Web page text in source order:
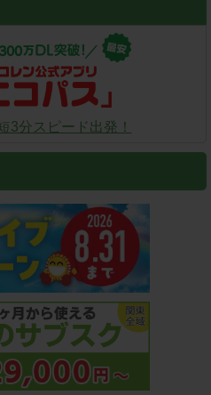
3分スピード出発！